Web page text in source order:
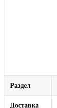
Раздел
Доставка